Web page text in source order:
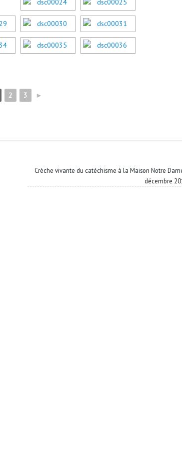
2 3 ►
Crèche vivante du catéchisme à la Maison Notre
décembre